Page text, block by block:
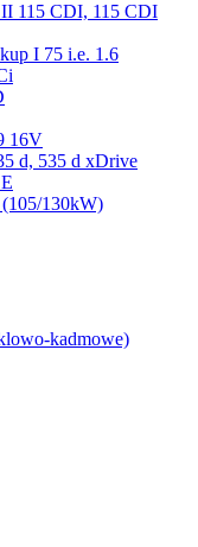
115 CDI, 115 CDI
I 75 i.e. 1.6
16V
d, 535 d xDrive
130kW)
kadmowe)